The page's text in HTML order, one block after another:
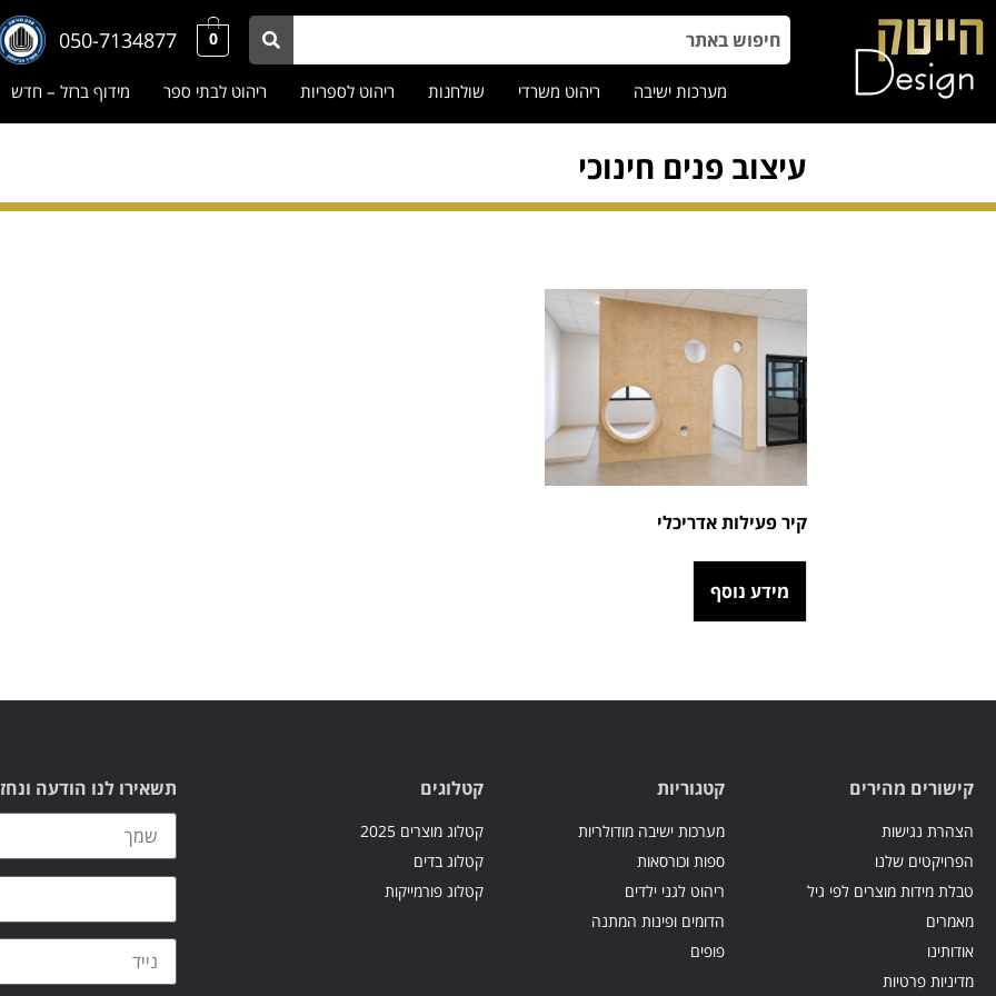
0
050-7134877
מערכות ישיבה ריהוט משרדי שולחנות ריהוט לספריות ריהוט לבתי ספר מידוף ברזל – חדש
עיצוב פנים חינוכי
קיר פעילות אדריכלי
מידע נוסף
קישורים מהירים
הצהרת נגישות
הפרויקטים שלנו
טבלת מידות מוצרים לפי גיל
מאמרים
אודותינו
מדיניות פרטיות
קטגוריות
מערכות ישיבה מודולריות
ספות וכורסאות
ריהוט לגני ילדים
הדומים ופינות המתנה
פופים
קטלוגים
קטלוג מוצרים 2025
קטלוג בדים
קטלוג פורמייקות
תשאירו לנו הודעה